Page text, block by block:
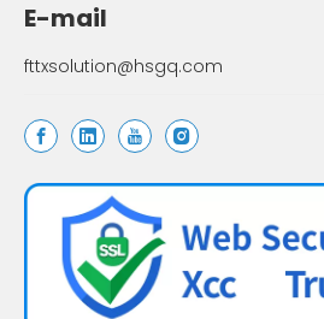
E-mail
fttxsolution@hsgq.com